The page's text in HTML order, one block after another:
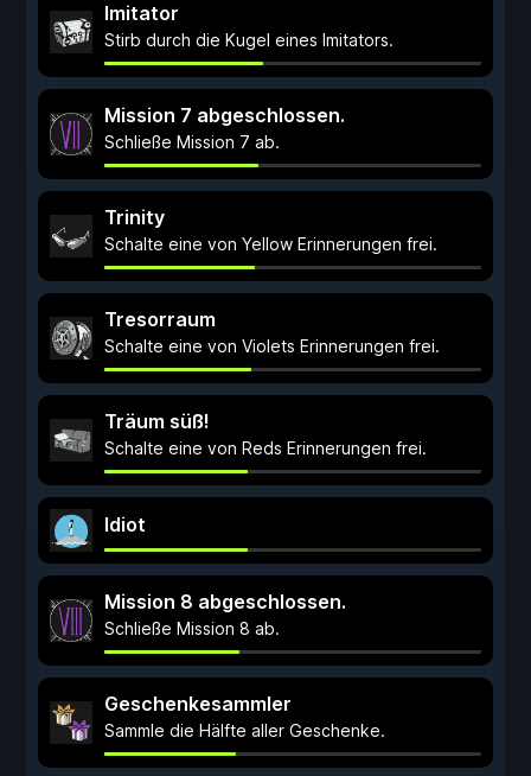
Imitator
Stirb durch die Kugel eines Imitators.
Mission 7 abgeschlossen.
Schließe Mission 7 ab.
Trinity
Schalte eine von Yellow Erinnerungen frei.
Tresorraum
Schalte eine von Violets Erinnerungen frei.
Träum süß!
Schalte eine von Reds Erinnerungen frei.
Idiot
Mission 8 abgeschlossen.
Schließe Mission 8 ab.
Geschenkesammler
Sammle die Hälfte aller Geschenke.